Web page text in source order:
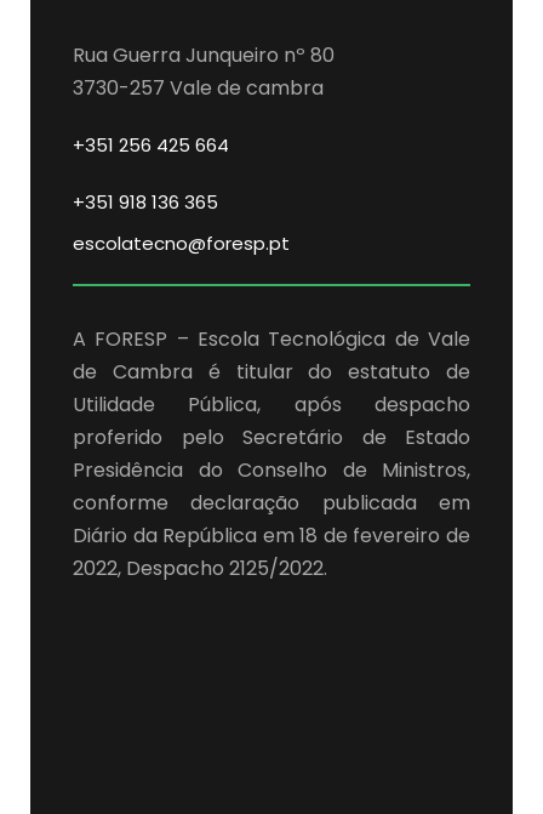
Rua Guerra Junqueiro nº 80
3730-257 Vale de cambra
+351 256 425 664
+351 918 136 365
escolatecno@foresp.pt
A FORESP – Escola Tecnológica de Vale
de Cambra é titular do estatuto de
Utilidade Pública, após despacho
proferido pelo Secretário de Estado
Presidência do Conselho de Ministros,
conforme declaração publicada em
Diário da República em 18 de fevereiro de
2022, Despacho 2125/2022.